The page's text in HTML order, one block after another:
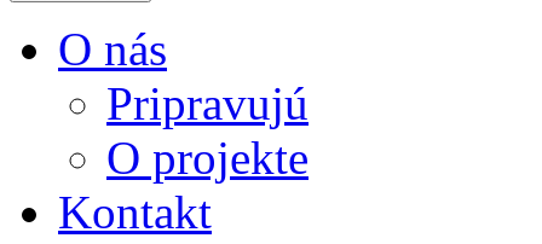
O nás
Pripravujú
O projekte
Kontakt